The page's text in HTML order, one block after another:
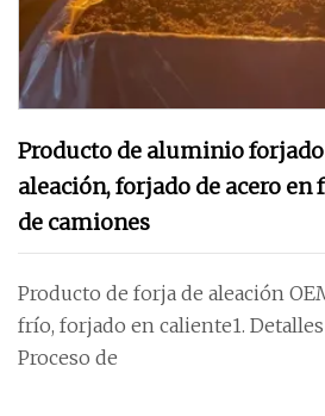
Producto de aluminio
aleación, forjado de acero
de camiones
Producto de forja de aleación
frío, forjado en caliente1. Detalles de nebulización:
Proceso de